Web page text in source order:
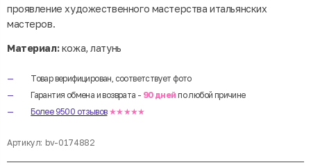
проявление художественного мастерства итальянских
мастеров.
Материал:кожа, латунь
Товар верифицирован, соответствует фото
Гарантия обмена и возврата - 90 дней по любой причине
Более 9500 отзывов ★★★★★
Артикул: bv-0174882